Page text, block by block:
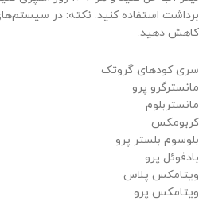
کاهش دهید.
سری کودهای گروتک
مانسترگرو پرو
مانستربلوم
کربومکس
بلوسوم بلستر پرو
بادفوئل پرو
ویتامکس پلاس
ویتامکس پرو